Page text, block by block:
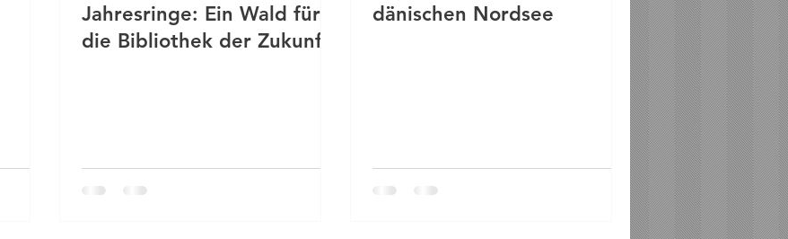
Jahresringe: Ein Wald für
die Bibliothek der Zukunft
dänischen Nordsee